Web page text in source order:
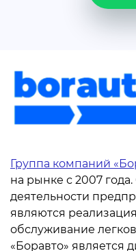
Группа компаний
на рынке с 2007
деятельности
являются
обслуживание
«Боравто» является